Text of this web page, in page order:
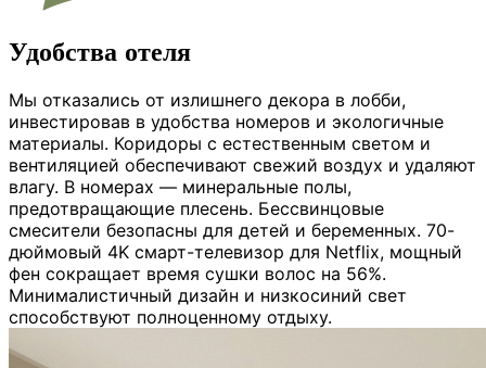
Удобства отеля
Мы отказались от излишнего декора в лобби,
инвестировав в удобства номеров и экологичные
материалы. Коридоры с естественным светом и
вентиляцией обеспечивают свежий воздух и удаляют
влагу. В номерах — минеральные полы,
предотвращающие плесень. Бессвинцовые
смесители безопасны для детей и беременных. 70-
дюймовый 4K смарт-телевизор для Netflix, мощный
фен сокращает время сушки волос на 56%.
Минималистичный дизайн и низкосиний свет
способствуют полноценному отдыху.